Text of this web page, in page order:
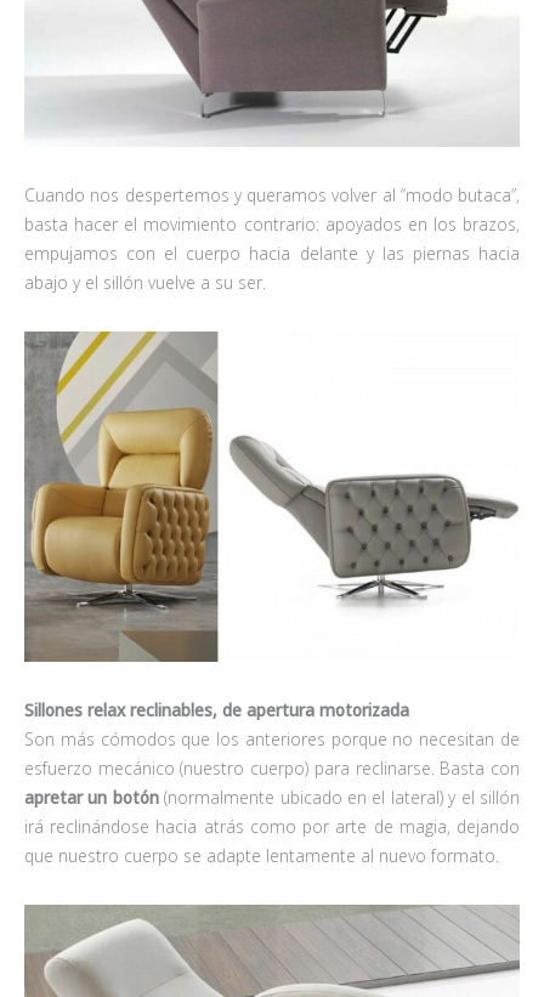
Cuando nos despertemos y queramos volver al “modo butaca”,
basta hacer el movimiento contrario: apoyados en los brazos,
empujamos con el cuerpo hacia delante y las piernas hacia
abajo y el sillón vuelve a su ser.
Sillones relax reclinables, de apertura motorizada
Son más cómodos que los anteriores porque no necesitan de
esfuerzo mecánico (nuestro cuerpo) para reclinarse. Basta con
apretar un botón(normalmente ubicado en el lateral) y el sillón
irá reclinándose hacia atrás como por arte de magia, dejando
que nuestro cuerpo se adapte lentamente al nuevo formato.